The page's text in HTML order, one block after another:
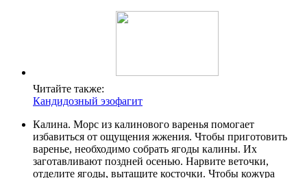
Читайте также:
Кандидозный эзофагит
Калина. Морс из калинового варенья помогает
избавиться от ощущения жжения. Чтобы приготовить
варенье, необходимо собрать ягоды калины. Их
заготавливают поздней осенью. Нарвите веточки,
отделите ягоды, вытащите косточки. Чтобы кожура